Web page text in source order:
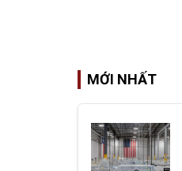
MỚI NHẤT